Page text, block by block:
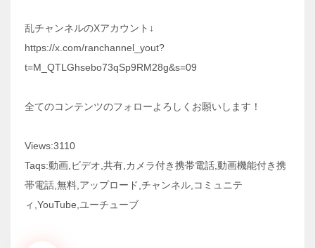
乱チャンネルのXアカウント↓
https://x.com/ranchannel_yout?
t=M_QTLGhsebo73qSp9RM28g&s=09
全てのコンテンツのフォローよろしくお願いします！
Views:3110
Taqs:動画,ビデオ,共有,カメラ付き携帯電話,動画機能付き携
帯電話,無料,アップロード,チャンネル,コミュニテ
ィ,YouTube,ユーチューブ